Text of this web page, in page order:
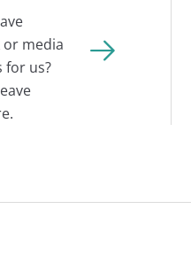
or media
for us?